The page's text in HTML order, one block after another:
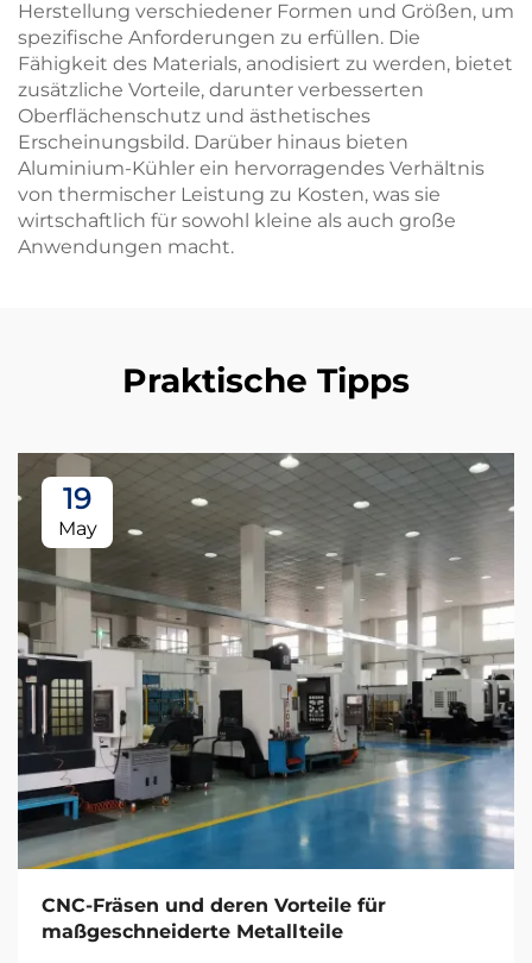
Herstellung verschiedener Formen und Größen, um
spezifische Anforderungen zu erfüllen. Die
Fähigkeit des Materials, anodisiert zu werden, bietet
zusätzliche Vorteile, darunter verbesserten
Oberflächenschutz und ästhetisches
Erscheinungsbild. Darüber hinaus bieten
Aluminium-Kühler ein hervorragendes Verhältnis
von thermischer Leistung zu Kosten, was sie
wirtschaftlich für sowohl kleine als auch große
Anwendungen macht.
Praktische Tipps
19
May
CNC-Fräsen und deren Vorteile für
maßgeschneiderte Metallteile